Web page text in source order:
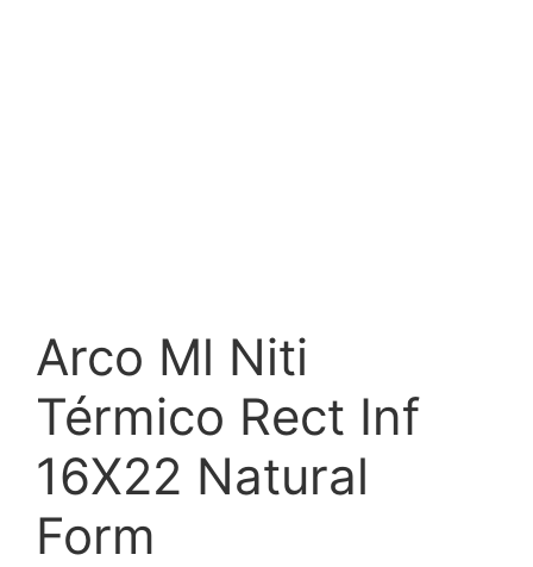
Arco Ml Niti
Térmico Rect Inf
16X22 Natural
Form